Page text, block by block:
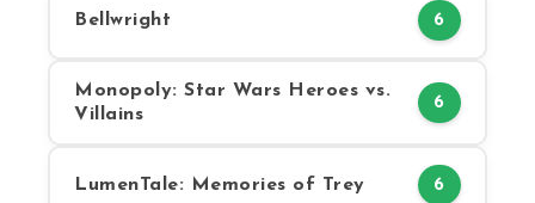
Bellwright 6
Monopoly: Star Wars Heroes vs.
Villains
6
LumenTale: Memories of Trey 6